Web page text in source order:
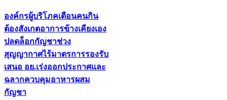
องค์กรผู้บริโภคเตือนคนกิน
ต้องสังเกตอาการข้างเคียงเอง
ปลดล็อกกัญชาช่วง
สุญญากาศไร้มาตรการรองรับ
เสนอ อย.เร่งออกประกาศและ
ฉลากควบคุมอาหารผสม
กัญชา